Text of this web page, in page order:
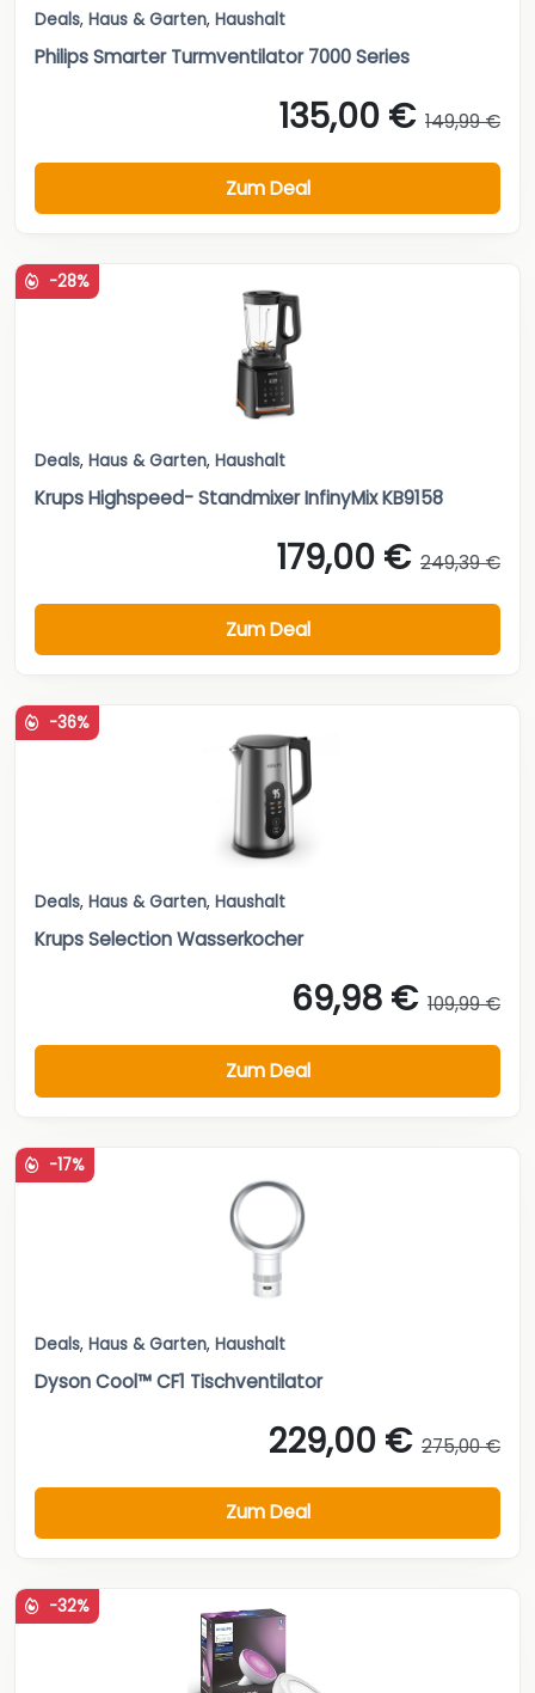
Deals, Haus & Garten, Haushalt
Philips Smarter Turmventilator 7000 Series
135,00 € 149,99 €
Zum Deal
-28%
Deals, Haus & Garten, Haushalt
Krups Highspeed- Standmixer InfinyMix KB9158
179,00 € 249,39 €
Zum Deal
-36%
Deals, Haus & Garten, Haushalt
Krups Selection Wasserkocher
69,98 € 109,99 €
Zum Deal
-17%
Deals, Haus & Garten, Haushalt
Dyson Cool™ CF1 Tischventilator
229,00 € 275,00 €
Zum Deal
-32%